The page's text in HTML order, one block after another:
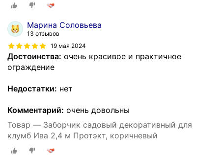
Марина Соловьева
13 отзывов
19 мая 2024
Достоинства: очень красивое и практичное
ограждение
Недостатки: нет
Комментарий: очень довольны
Товар — Заборчик садовый декоративный для
клумб Ива 2,4 м Протэкт, коричневый